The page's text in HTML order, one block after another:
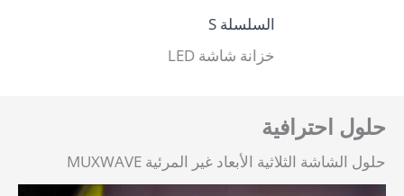
حلول احترافية
حلول الشاشة الثلاثية الأبعاد غير المرئية MUXWAVE